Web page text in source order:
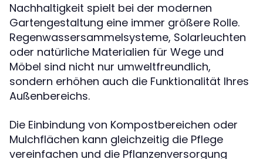
Nachhaltigkeit spielt bei der modernen
Gartengestaltung eine immer größere Rolle.
Regenwassersammelsysteme, Solarleuchten
oder natürliche Materialien für Wege und
Möbel sind nicht nur umweltfreundlich,
sondern erhöhen auch die Funktionalität Ihres
Außenbereichs.
Die Einbindung von Kompostbereichen oder
Mulchflächen kann gleichzeitig die Pflege
vereinfachen und die Pflanzenversorgung